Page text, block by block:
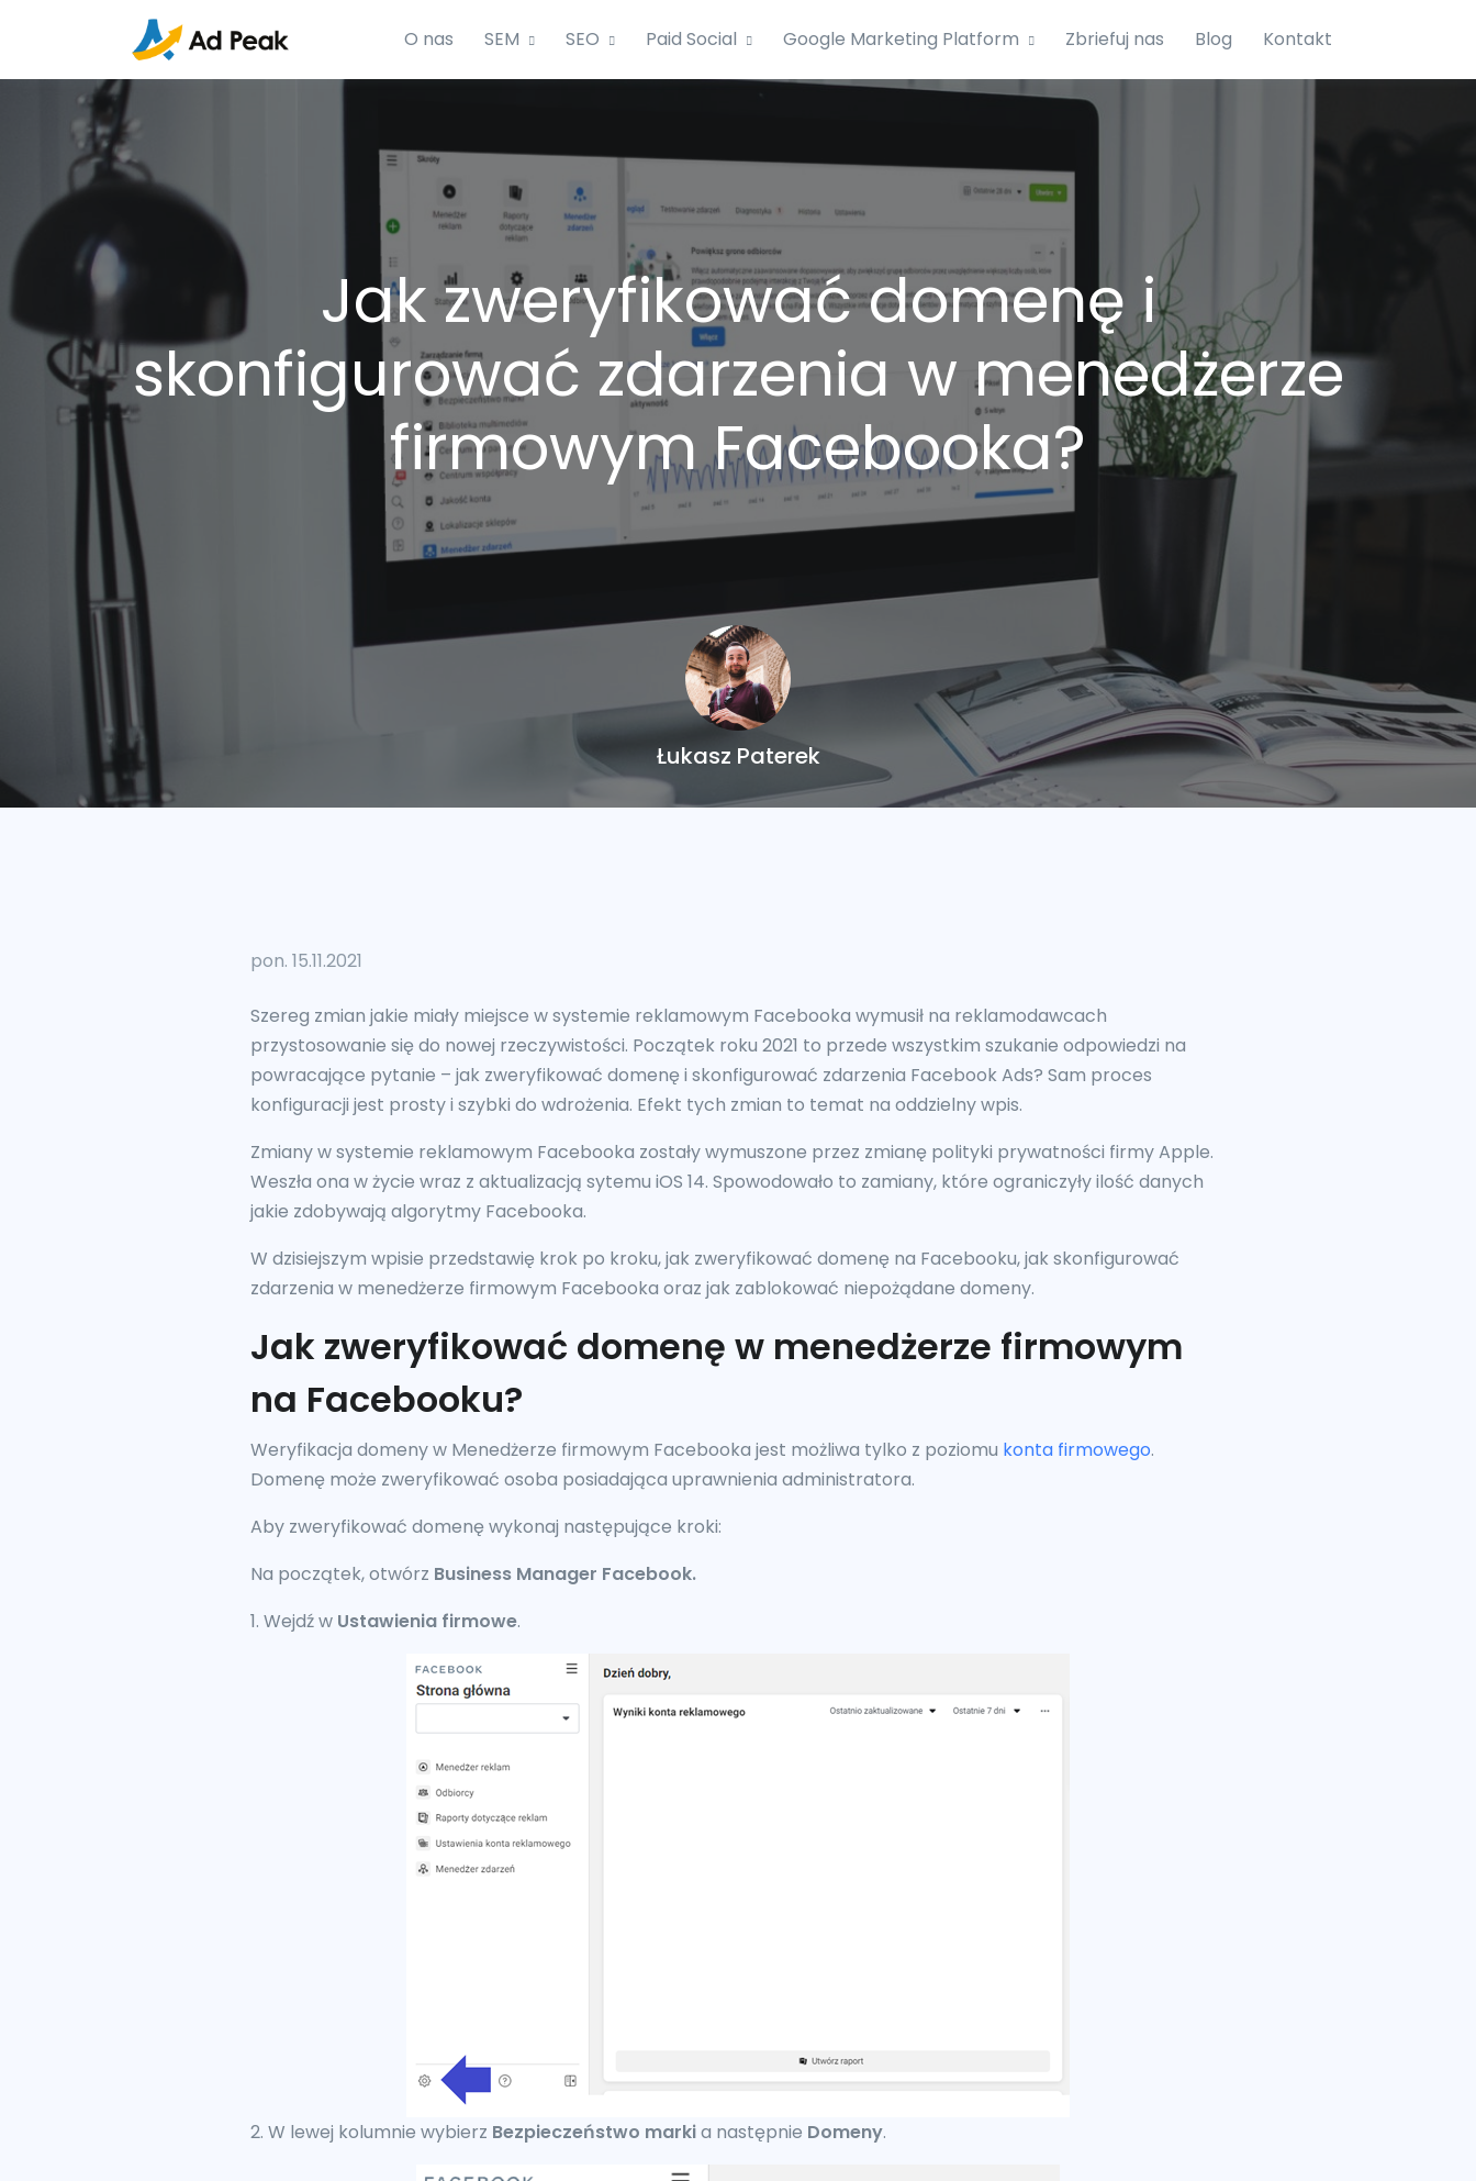
O nas SEM SEO Paid Social Google Marketing Platform Zbriefuj nas Blog Kontakt
Jak zweryfikować domenę i
skonfigurować zdarzenia w menedżerze
firmowym Facebooka?
Łukasz Paterek
pon. 15.11.2021
Szereg zmian jakie miały miejsce w systemie reklamowym Facebooka wymusił na reklamodawcach
przystosowanie się do nowej rzeczywistości. Początek roku 2021 to przede wszystkim szukanie odpowiedzi na
powracające pytanie – jak zweryfikować domenę i skonfigurować zdarzenia Facebook Ads? Sam proces
konfiguracji jest prosty i szybki do wdrożenia. Efekt tych zmian to temat na oddzielny wpis.
Zmiany w systemie reklamowym Facebooka zostały wymuszone przez zmianę polityki prywatności firmy Apple.
Weszła ona w życie wraz z aktualizacją sytemu iOS 14. Spowodowało to zamiany, które ograniczyły ilość danych
jakie zdobywają algorytmy Facebooka.
W dzisiejszym wpisie przedstawię krok po kroku, jak zweryfikować domenę na Facebooku, jak skonfigurować
zdarzenia w menedżerze firmowym Facebooka oraz jak zablokować niepożądane domeny.
Jak zweryfikować domenę w menedżerze firmowym
na Facebooku?
Weryfikacja domeny w Menedżerze firmowym Facebooka jest możliwa tylko z poziomu konta firmowego.
Domenę może zweryfikować osoba posiadająca uprawnienia administratora.
Aby zweryfikować domenę wykonaj następujące kroki:
Na początek, otwórz Business Manager Facebook.
1. Wejdź w Ustawienia firmowe.
2. W lewej kolumnie wybierz Bezpieczeństwo markia następnie Domeny.